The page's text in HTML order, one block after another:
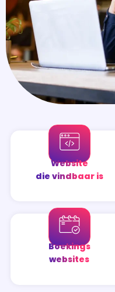
Website
die vindbaar is
Boekings
websites